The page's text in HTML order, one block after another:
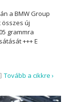
a BMW Group
összes új
grammra
+++ E
Tovább a cikkre ›